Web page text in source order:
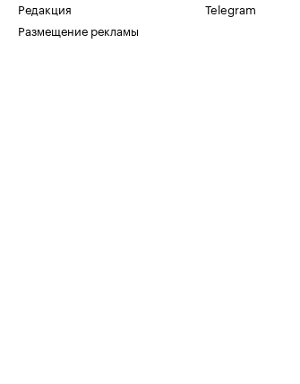
Редакция
Размещение рекламы
Telegram